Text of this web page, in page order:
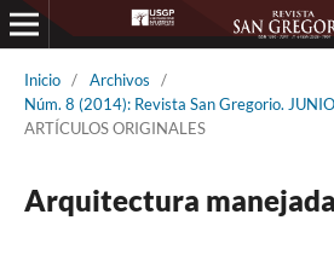
Inicio / Archivos
/
Núm. 8 (2014): Revista San Gregorio.
ARTÍCULOS ORIGINALES
Arquitectura